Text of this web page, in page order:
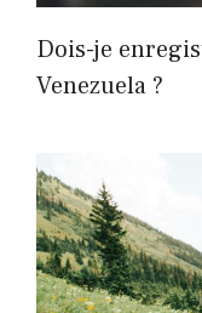
Dois-je
Venezuela ?